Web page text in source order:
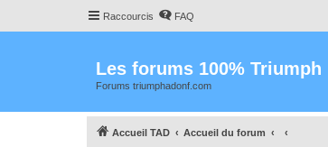
Raccourcis FAQ
Les forums 100% Triumph
Forums triumphadonf.com
Accueil TAD Accueil du forum